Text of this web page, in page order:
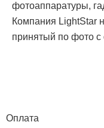
фотоаппаратуры,
Компания LightStar
принятый по фото с
Оплата